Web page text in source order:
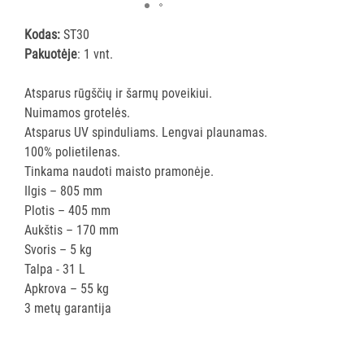
SKALBIMO
PURVĄ
SUGERIANTYS
KILIMĖLIAI
ASMENS
HIGIENOS
PRIEMONĖS
SLAUGOS
PREKĖS
Kodas: ST30
Pakuotėje: 1 vnt.
Atsparus rūgščių ir šarmų poveikiui.
Nuimamos grotelės.
Atsparus UV spinduliams. Lengvai plaunamas.
100% polietilenas.
Tinkama naudoti maisto pramonėje.
Ilgis – 805 mm
Plotis – 405 mm
Aukštis – 170 mm
Svoris – 5 kg
Talpa - 31 L
Apkrova – 55 kg
3 metų garantija